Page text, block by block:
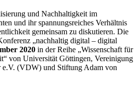
und Nachhaltigkeit im
und ihr spannungsreiches Verhältnis
gemeinsam zu diskutieren. Die
„nachhaltig digital – digital
2020 in der Reihe „Wissenschaft für
von Universität Göttingen, Vereinigung
e.V. (VDW) und Stiftung Adam von